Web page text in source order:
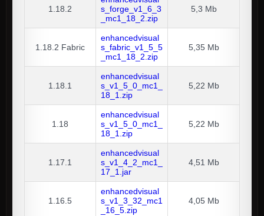
1.18.2
s_forge_v1_6_3
_mc1_18_2.zip
5,3 Mb
1.18.2 Fabric
enhancedvisual
s_fabric_v1_5_5
_mc1_18_2.zip
5,35 Mb
1.18.1
enhancedvisual
s_v1_5_0_mc1_
18_1.zip
5,22 Mb
1.18
enhancedvisual
s_v1_5_0_mc1_
18_1.zip
5,22 Mb
1.17.1
enhancedvisual
s_v1_4_2_mc1_
17_1.jar
4,51 Mb
1.16.5
enhancedvisual
s_v1_3_32_mc1
_16_5.zip
4,05 Mb